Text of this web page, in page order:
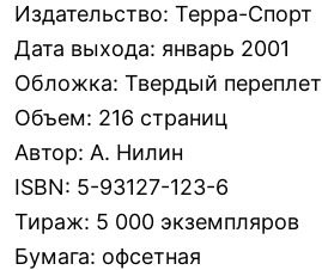
Издательство: Терра-Спорт
Дата выхода: январь 2001
Обложка: Твердый переплет
Объем: 216 страниц
Автор: А. Нилин
ISBN: 5-93127-123-6
Тираж: 5 000 экземпляров
Бумага: офсетная